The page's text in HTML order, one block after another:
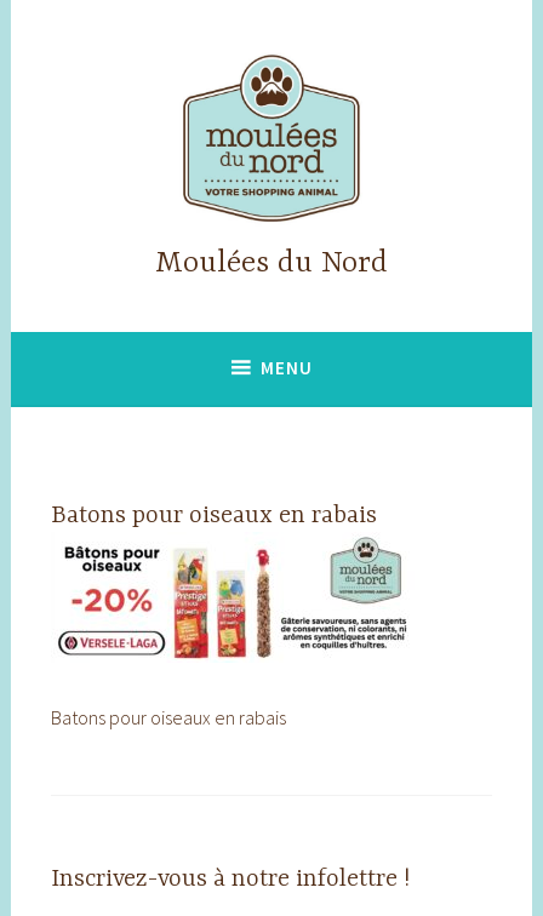
Moulées du Nord
MENU
Batons pour oiseaux en rabais
Batons pour oiseaux en rabais
Inscrivez-vous à notre infolettre !